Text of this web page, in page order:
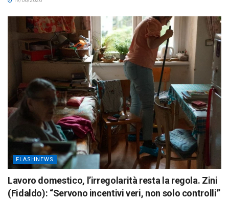
FLASHNEWS
Lavoro domestico, l’irregolarità resta la regola. Zini
(Fidaldo): “Servono incentivi veri, non solo controlli”